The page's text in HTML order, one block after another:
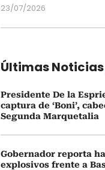
23/07/2026
Últimas Noticias
Presidente De la
captura de ‘Boni’,
Segunda Marquetalia
Gobernador reporta
explosivos frente a